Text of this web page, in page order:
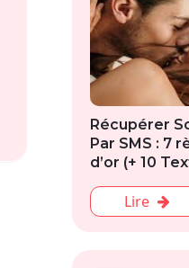
Récupérer
Par SMS : 7
d’or (+ 10
Lire